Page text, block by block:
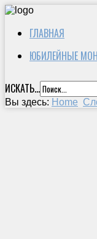
ГЛАВНАЯ
ЮБИЛЕЙНЫЕ
ИСКАТЬ...
Вы здесь: Home